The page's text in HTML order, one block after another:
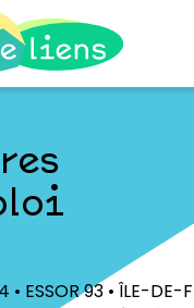
• ESSOR 93 • ÎLE-DE-